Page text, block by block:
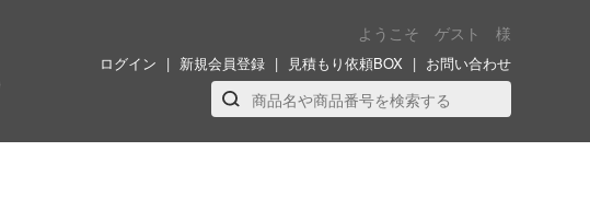
ようこそ ゲスト 様
ログイン 新規会員登録 見積もり依頼BOX お問い合わせ